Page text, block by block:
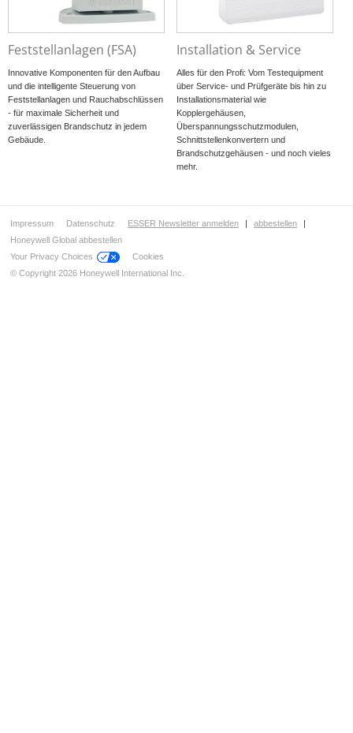
Feststellanlagen (FSA)
Innovative Komponenten für den Aufbau
und die intelligente Steuerung von
Feststellanlagen und Rauchabschlüssen
- für maximale Sicherheit und
zuverlässigen Brandschutz in jedem
Gebäude.
Installation & Service
Alles für den Profi: Vom Testequipment
über Service- und Prüfgeräte bis hin zu
Installationsmaterial wie
Kopplergehäusen,
Überspannungsschutzmodulen,
Schnittstellenkonvertern und
Brandschutzgehäusen - und noch vieles
mehr.
Impressum Datenschutz ESSER Newsletter anmelden abbestellen
Honeywell Global abbestellen
Your Privacy Choices
Cookies
© Copyright 2026 Honeywell International Inc.